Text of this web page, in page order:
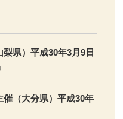
県）平成30年3月9日
（大分県）平成30年